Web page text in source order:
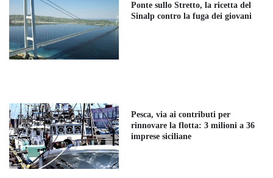
Ponte sullo Stretto, la ricetta del
Sinalp contro la fuga dei giovani
Pesca, via ai contributi per
rinnovare la flotta: 3 milioni a 36
imprese siciliane